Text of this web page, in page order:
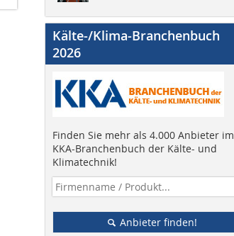
Kälte-/Klima-Branchenbuch
2026
Finden Sie mehr als 4.000 Anbieter im
KKA-Branchenbuch der Kälte- und
Klimatechnik!
Anbieter finden!